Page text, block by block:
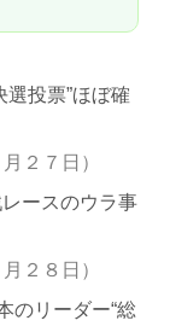
投票”ほぼ確
２７日）
ースのウラ事
２８日）
のリーダー“総